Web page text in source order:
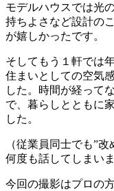
モデルハウスでは光
持ちよさなど設計の
が嬉しかったです。
そしてもう１軒では
住まいとしての空気
した。時間が経って
で、暮らしとともに
した。
（従業員同士でも”
何度も話してしまい
今回の撮影はプロの